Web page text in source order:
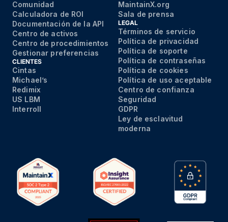
Comunidad
Calculadora de ROI
Documentación de la API
Centro de activos
Centro de procedimientos
Gestionar preferencias
CLIENTES
Cintas
Michael’s
Redimix
US LBM
Interroll
MaintainX.org
Sala de prensa
LEGAL
Términos de servicio
Política de privacidad
Política de soporte
Política de contraseñas
Política de cookies
Política de uso aceptable
Centro de confianza
Seguridad
GDPR
Ley de esclavitud
moderna